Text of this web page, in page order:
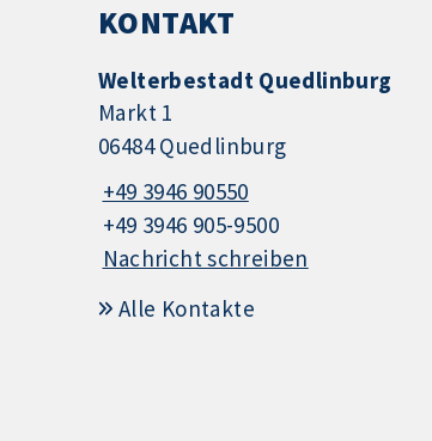
KONTAKT
Welterbestadt Quedlinburg
Markt 1
06484 Quedlinburg
+49 3946 90550
+49 3946 905-9500
Nachricht schreiben
Alle Kontakte